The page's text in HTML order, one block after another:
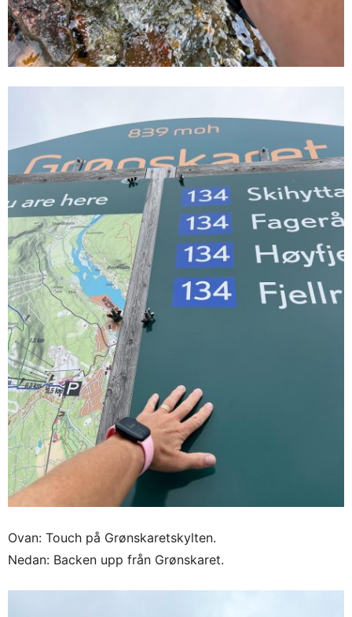
Ovan: Touch på Grønskaretskylten.
Nedan: Backen upp från Grønskaret.